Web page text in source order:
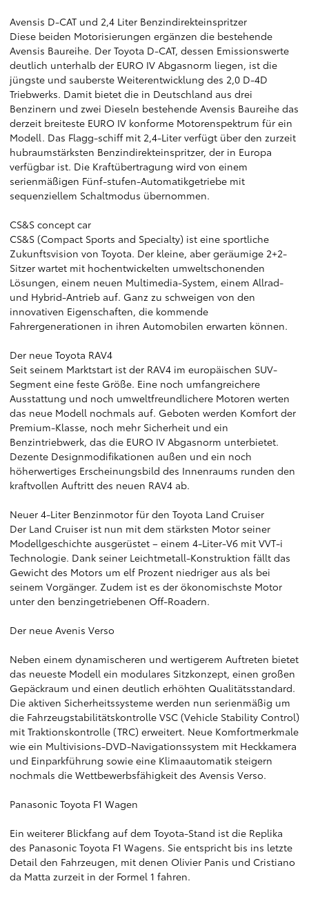
Avensis D-CAT und 2,4 Liter Benzindirekteinspritzer
Diese beiden Motorisierungen ergänzen die bestehende
Avensis Baureihe. Der Toyota D-CAT, dessen Emissionswerte
deutlich unterhalb der EURO IV Abgasnorm liegen, ist die
jüngste und sauberste Weiterentwicklung des 2,0 D-4D
Triebwerks. Damit bietet die in Deutschland aus drei
Benzinern und zwei Dieseln bestehende Avensis Baureihe das
derzeit breiteste EURO IV konforme Motorenspektrum für ein
Modell. Das Flagg-schiff mit 2,4-Liter verfügt über den zurzeit
hubraumstärksten Benzindirekteinspritzer, der in Europa
verfügbar ist. Die Kraftübertragung wird von einem
serienmäßigen Fünf-stufen-Automatikgetriebe mit
sequenziellem Schaltmodus übernommen.
CS&S concept car
CS&S (Compact Sports and Specialty) ist eine sportliche
Zukunftsvision von Toyota. Der kleine, aber geräumige 2+2-
Sitzer wartet mit hochentwickelten umweltschonenden
Lösungen, einem neuen Multimedia-System, einem Allrad-
und Hybrid-Antrieb auf. Ganz zu schweigen von den
innovativen Eigenschaften, die kommende
Fahrergenerationen in ihren Automobilen erwarten können.
Der neue Toyota RAV4
Seit seinem Marktstart ist der RAV4 im europäischen SUV-
Segment eine feste Größe. Eine noch umfangreichere
Ausstattung und noch umweltfreundlichere Motoren werten
das neue Modell nochmals auf. Geboten werden Komfort der
Premium-Klasse, noch mehr Sicherheit und ein
Benzintriebwerk, das die EURO IV Abgasnorm unterbietet.
Dezente Designmodifikationen außen und ein noch
höherwertiges Erscheinungsbild des Innenraums runden den
kraftvollen Auftritt des neuen RAV4 ab.
Neuer 4-Liter Benzinmotor für den Toyota Land Cruiser
Der Land Cruiser ist nun mit dem stärksten Motor seiner
Modellgeschichte ausgerüstet – einem 4-Liter-V6 mit VVT-i
Technologie. Dank seiner Leichtmetall-Konstruktion fällt das
Gewicht des Motors um elf Prozent niedriger aus als bei
seinem Vorgänger. Zudem ist es der ökonomischste Motor
unter den benzingetriebenen Off-Roadern.
Der neue Avenis Verso
Neben einem dynamischeren und wertigerem Auftreten bietet
das neueste Modell ein modulares Sitzkonzept, einen großen
Gepäckraum und einen deutlich erhöhten Qualitätsstandard.
Die aktiven Sicherheitssysteme werden nun serienmäßig um
die Fahrzeugstabilitätskontrolle VSC (Vehicle Stability Control)
mit Traktionskontrolle (TRC) erweitert. Neue Komfortmerkmale
wie ein Multivisions-DVD-Navigationssystem mit Heckkamera
und Einparkführung sowie eine Klimaautomatik steigern
nochmals die Wettbewerbsfähigkeit des Avensis Verso.
Panasonic Toyota F1 Wagen
Ein weiterer Blickfang auf dem Toyota-Stand ist die Replika
des Panasonic Toyota F1 Wagens. Sie entspricht bis ins letzte
Detail den Fahrzeugen, mit denen Olivier Panis und Cristiano
da Matta zurzeit in der Formel 1 fahren.